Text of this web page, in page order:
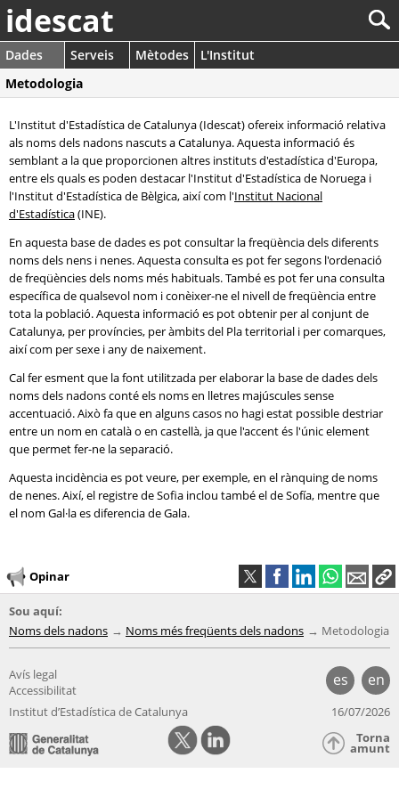
idescat
Dades Serveis Mètodes
L'Institut
Metodologia
L'Institut d'Estadística de Catalunya (Idescat) ofereix informació relativa
als noms dels nadons nascuts a Catalunya. Aquesta informació és
semblant a la que proporcionen altres instituts d'estadística d'Europa,
entre els quals es poden destacar l'Institut d'Estadística de Noruega i
l'Institut d'Estadística de Bèlgica, així com l'Institut Nacional
d'Estadística(INE).
En aquesta base de dades es pot consultar la freqüència dels diferents
noms dels nens i nenes. Aquesta consulta es pot fer segons l'ordenació
de freqüències dels noms més habituals. També es pot fer una consulta
específica de qualsevol nom i conèixer-ne el nivell de freqüència entre
tota la població. Aquesta informació es pot obtenir per al conjunt de
Catalunya, per províncies, per àmbits del Pla territorial i per comarques,
així com per sexe i any de naixement.
Cal fer esment que la font utilitzada per elaborar la base de dades dels
noms dels nadons conté els noms en lletres majúscules sense
accentuació. Això fa que en alguns casos no hagi estat possible destriar
entre un nom en català o en castellà, ja que l'accent és l'únic element
que permet fer-ne la separació.
Aquesta incidència es pot veure, per exemple, en el rànquing de noms
de nenes. Així, el registre de Sofia inclou també el de Sofía, mentre que
el nom Gal·la es diferencia de Gala.
Opinar
Sou aquí:
Noms dels nadons
Noms més freqüents dels nadons Metodologia
es en
Avís legal
Accessibilitat
Institut d’Estadística de Catalunya
16/07/2026
Torna
amunt